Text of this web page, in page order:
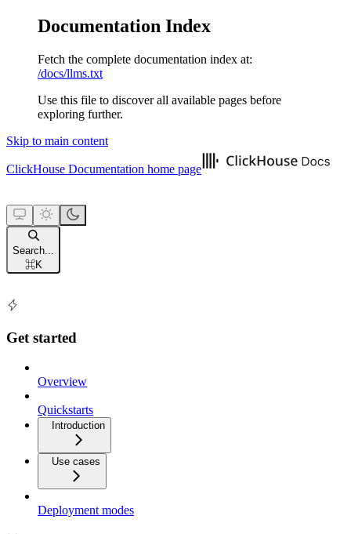
Documentation Index
Fetch the complete documentation index at:
/docs/llms.txt
Use this file to discover all available pages before
exploring further.
Skip to main content
ClickHouse Documentation home page
Search...
⌘K
Get started
Overview
Quickstarts
Introduction
Use cases
Deployment modes